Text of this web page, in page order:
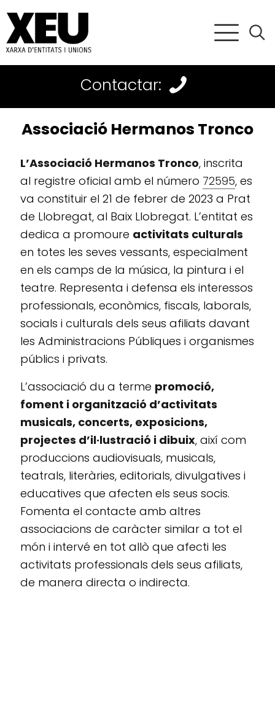
Contactar:
Associació Hermanos Tronco
L’Associació Hermanos Tronco, inscrita
al registre oficial amb el número 72595, es
va constituir el 21 de febrer de 2023 a Prat
de Llobregat, al Baix Llobregat. L’entitat es
dedica a promoure activitats culturals
en totes les seves vessants, especialment
en els camps de la música, la pintura i el
teatre. Representa i defensa els interessos
professionals, econòmics, fiscals, laborals,
socials i culturals dels seus afiliats davant
les Administracions Públiques i organismes
públics i privats.
L’associació du a terme promoció,
foment i organització d’activitats
musicals, concerts, exposicions,
projectes d’il·lustració i dibuix, així com
produccions audiovisuals, musicals,
teatrals, literàries, editorials, divulgatives i
educatives que afecten els seus socis.
Fomenta el contacte amb altres
associacions de caràcter similar a tot el
món i intervé en tot allò que afecti les
activitats professionals dels seus afiliats,
de manera directa o indirecta.